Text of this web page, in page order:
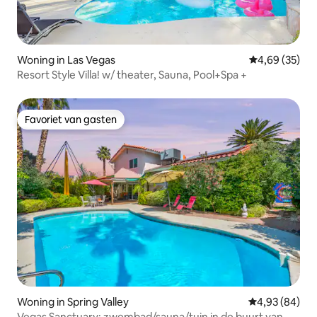
Woning in Las Vegas Gemiddelde
4,69 (35)
Resort Style Villa! w/ theater, Sauna, Pool+Spa +
Favoriet van gasten
Favoriet van gasten
Woning in Spring Valley Gemiddelde
4,93 (84)